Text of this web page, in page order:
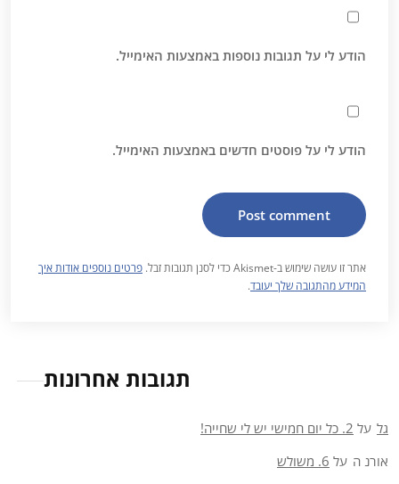
הודע לי על תגובות נוספות באמצעות האימייל.
הודע לי על פוסטים חדשים באמצעות האימייל.
אתר זו עושה שימוש ב-Akismet כדי לסנן תגובות זבל.
פרטים נוספים אודות איך
המידע מהתגובה שלך יעובד.
תגובות אחרונות
גל על 2. כל יום חמישי יש לי שחייה!
אורנ ה על 6. משולש